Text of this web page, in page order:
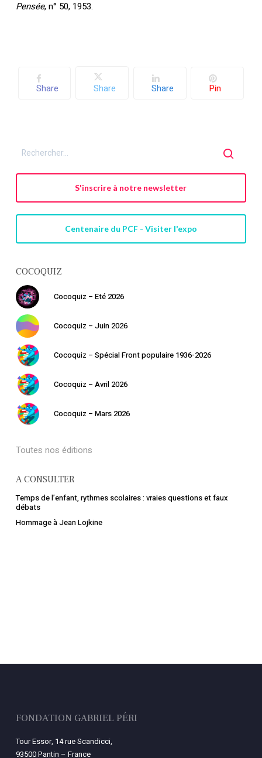
Pensée, n° 50, 1953.
Share Share Share Pin
S'inscrire à notre newsletter
Centenaire du PCF - Visiter l'expo
COCOQUIZ
Cocoquiz – Eté 2026
Cocoquiz – Juin 2026
Cocoquiz – Spécial Front populaire 1936-2026
Cocoquiz – Avril 2026
Cocoquiz – Mars 2026
Toutes nos éditions
A CONSULTER
Temps de l’enfant, rythmes scolaires : vraies questions et faux
débats
Hommage à Jean Lojkine
FONDATION GABRIEL PÉRI
Tour Essor, 14 rue Scandicci,
93500 Pantin – France